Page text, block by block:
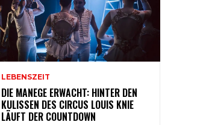
LEBENSZEIT
DIE MANEGE ERWACHT: HINTER DEN
KULISSEN DES CIRCUS LOUIS KNIE
LÄUFT DER COUNTDOWN